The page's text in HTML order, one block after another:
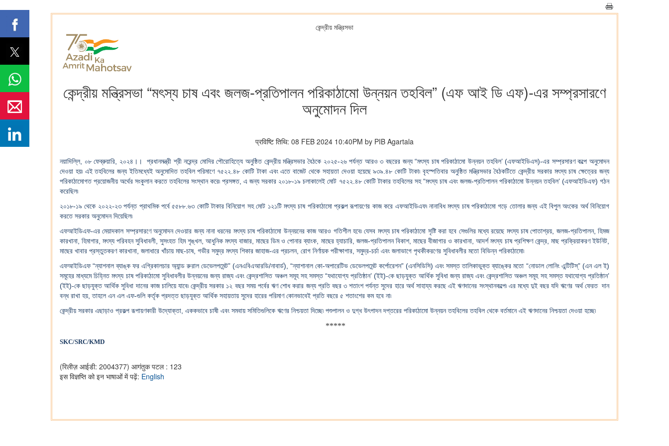
কেন্দ্রীয় মন্ত্রিসভা
কেন্দ্রীয় মন্ত্রিসভা “মৎস্য চাষ এবং জলজ-প্রতিপালন পরিকাঠামো উন্নয়ন তহবিল” (এফ আই ডি এফ)-এর সম্প্রসারণে
অনুমোদন দিল
प्रविष्टि तिथि: 08 FEB 2024 10:40PM by PIB Agartala
নয়াদিল্লি, ০৮ ফেব্রুয়ারি, ২০২৪।। প্রধানমন্ত্রী শ্রী নরেন্দ্র মোদির পৌরোহিত্যে অনুষ্ঠিত কেন্দ্রীয় মন্ত্রিসভার বৈঠকে ২০২৫-২৬ পর্যন্ত আরও ৩ বছরের জন্য “মৎস্য চাষ পরিকাঠামো উন্নয়ন তহবিল’ (এফআইডিএস)-এর সম্প্রসারণ কল্পে অনুমোদন
দেওয়া হয়৷ এই তহবিলের জন্য ইতিমধ্যেই অনুমোদিত তহবিল পরিমাণে ৭৫২২.৪৮ কোটি টাকা এবং এতে বাজেট থেকে সহায়তা দেওয়া হয়েছে ৯৩৯.৪৮ কোটি টাকা৷ বৃহস্পতিবার অনুষ্ঠিত মন্ত্রিসভার বৈঠকটিতে কেন্দ্রীয় সরকার মৎস্য চাষ ক্ষেত্রের জন্য
পরিকাঠামোগত প্রয়োজনীয় অর্থের সংকুলান করতে তহবিলের সংস্থান করে৷ প্রসঙ্গত, এ জন্য সরকার ২০১৮-১৯ চলাকালেই মোট ৭৫২২.৪৮ কোটি টাকার তহবিলের সহ “মৎস্য চাষ এবং জলজ-প্রতিপালন পরিকাঠামো উন্নয়ন তহবিল’ (এফআইডিএফ) গঠন
করেছিল৷
২০১৮-১৯ থেকে ২০২২-২৩ পর্যন্ত প্রাথমিক পর্বে ৫৫৮৮.৬৩ কোটি টাকার বিনিয়োগ সহ মোট ১২১টি মৎস্য চাষ পরিকাঠামো প্রকল্প রূপায়ণের কাজ করে এফআইডিএফ৷ নানাবিধ মৎস্য চাষ পরিকাঠামো গড়ে তোলার জন্য এই বিপুল অংকের অর্থ বিনিয়োগ
করতে সরকার অনুমোদন দিয়েছিল৷
এফআইডিএফ-এর মেয়াদকাল সম্প্রসারণে অনুমোদন দেওয়ার জন্য নানা ধরনের মৎস্য চাষ পরিকাঠামো উন্নয়নের কাজ আরও গতিশীল হবে৷ যেসব মৎস্য চাষ পরিকাঠামো সৃষ্টি করা হবে সেগুলির মধ্যে রয়েছে মৎস্য চাষ পোতাশ্রয়, জলজ-প্রতিপালন, হিমজ
কারখানা, হিমাগার, মৎস্য পরিবহন সুবিধাবলী, সুসংহত হিম শৃঙ্খল, আধুনিক মৎস্য বাজার, মাছের ডিম ও পোনার ব্যাংক, মাছের হ্যাচারি, জলজ-প্রতিপালন বিকাশ, মাছের বীজাগার ও কারখানা, আদর্শ মৎস্য চাষ প্রশিক্ষণ কেন্দ্র, মাছ প্রক্রিয়াকরণ ইউনিট,
মাছের খাবার প্রস্তুতকরণ কারখানা, জলাধারে খাঁচায় মাছ-চাষ, গভীর সমুদ্র মৎস্য শিকার জাহাজ-এর প্রচলন, রোগ নির্ণায়ক পরীক্ষাগার, সমুদ্র-চর্চা এবং জলাভাগে পৃথকীকরণের সুবিধাবলীর মতো বিভিন্ন পরিকাঠামো৷
এফআইডিএফ “ন্যাশনাল ব্যাঙ্ক ফর এগ্রিকালচার অ্যান্ড রুরাল ডেভেলপমেন্ট” (এনএবিএআরডি/নাবার্ড), “ন্যাশানাল কো-অপারেটিভ ডেভেলপমেন্ট কর্পোরেশন” (এনসিডিসি) এবং সমস্ত তালিকাভুক্ত ব্যাঙ্কের মতো “নোডাল লোনিং এন্টিটিস্” (এন এল ই)
সমূহের মাধ্যমে চিহ্নিত মৎস্য চাষ পরিকাঠামো সুবিধাবলীর উন্নয়নের জন্য রাজ্য এবং কেন্দ্রশাসিত অঞ্চল সমূহ সহ সমস্ত “যথাযোগ্য প্রতিষ্ঠান’ (ইই)-কে ছাড়যুক্ত আর্থিক সুবিধা জন্য রাজ্য এবং কেন্দ্রশাসিত অঞ্চল সমূহ সহ সমস্ত যথাযোগ্য প্রতিষ্ঠান’
(ইই)-কে ছাড়যুক্ত আর্থিক সুবিধা দানের কাজ চালিয়ে যাবে৷ কেন্দ্রীয় সরকার ১২ বছর সময় পর্বের ঋণ শোধ করার জন্য প্রতি বছর ৩ শতাংশ পর্যন্ত সুদের হারে অর্থ সাহায্য করছে এই ঋণদানের সংস্থানকল্পে৷ এর মধ্যে দুই বছর যদি ঋণের অর্থ ফেরত দান
বন্ধ রাখা হয়, তাহলে এন এল এফ-গুলি কর্তৃক প্রদত্ত ছাড়যুক্ত আর্থিক সহায়তায় সুদের হারের পরিমাণ কোনভাবেই প্রতি বছরে ৫ শতাংশের কম হবে না৷
কেন্দ্রীয় সরকার এছাড়াও প্রকল্প রূপায়ণকারী উদ্যোক্তা, এককভাবে চাষী এবং সমবায় সমিতিগুলিকে ঋণের নিশ্চয়তা দিচ্ছে৷ পশুপালন ও দুগ্ধ উৎপাদন দপ্তরের পরিকাঠামো উন্নয়ন তহবিলের তহবিল থেকে বর্তমানে এই ঋণদানের নিশ্চয়তা দেওয়া হচ্ছে৷
*****
SKC/SRC/KMD
(रिलीज़ आईडी: 2004377) आगंतुक पटल : 123
इस विज्ञप्ति को इन भाषाओं में पढ़ें: English